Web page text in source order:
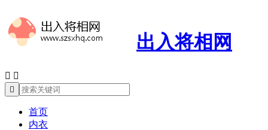
出入将相网
 

首页
内衣